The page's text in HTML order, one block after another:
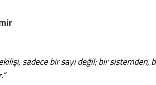
sadece bir sayı değil; bir